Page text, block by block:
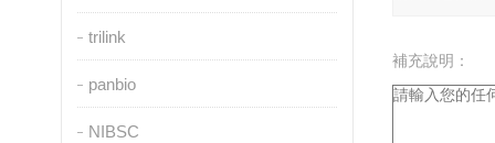
trilink
panbio
NIBSC
補充說明：